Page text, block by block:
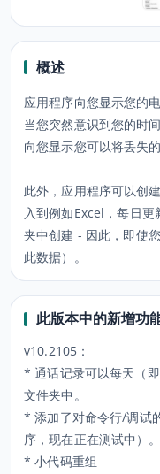
概述
应用程序向您显示您的
当您突然意识到您的时
向您显示您可以将丢失
此外，应用程序可以创
入到例如Excel，每日
夹中创建 - 因此，即使
此数据）。
此版本中的新增功
v10.2105：
* 通话记录可以每天（
文件夹中。
* 添加了对命令行/调试
序，现在正在测试中）。
* 小代码重组